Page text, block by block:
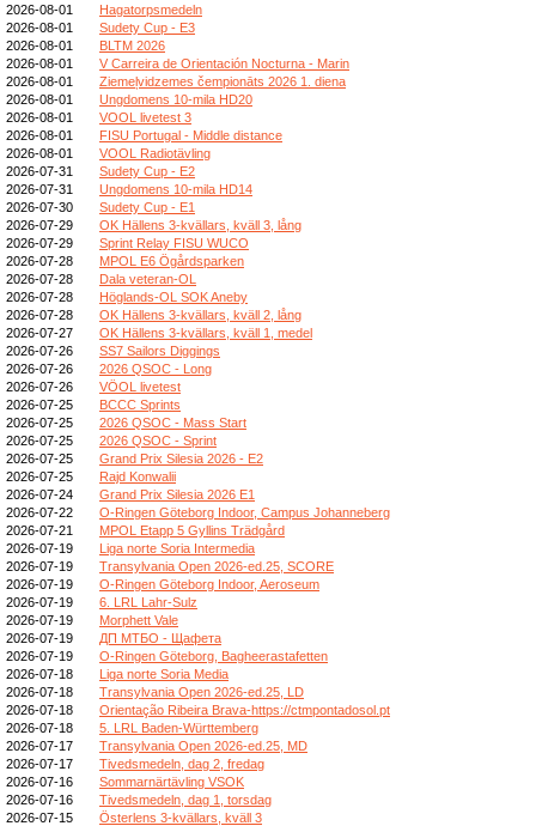
2026-08-01
Hagatorpsmedeln
2026-08-01
Sudety Cup - E3
2026-08-01
BLTM 2026
2026-08-01
V Carreira de Orientación Nocturna - Marin
2026-08-01
Ziemeļvidzemes čempionāts 2026 1. diena
2026-08-01
Ungdomens 10-mila HD20
2026-08-01
VOOL livetest 3
2026-08-01
FISU Portugal - Middle distance
2026-08-01
VOOL Radiotävling
2026-07-31
Sudety Cup - E2
2026-07-31
Ungdomens 10-mila HD14
2026-07-30
Sudety Cup - E1
2026-07-29
OK Hällens 3-kvällars, kväll 3, lång
2026-07-29
Sprint Relay FISU WUCO
2026-07-28
MPOL E6 Ögårdsparken
2026-07-28
Dala veteran-OL
2026-07-28
Höglands-OL SOK Aneby
2026-07-28
OK Hällens 3-kvällars, kväll 2, lång
2026-07-27
OK Hällens 3-kvällars, kväll 1, medel
2026-07-26
SS7 Sailors Diggings
2026-07-26
2026 QSOC - Long
2026-07-26
VÖOL livetest
2026-07-25
BCCC Sprints
2026-07-25
2026 QSOC - Mass Start
2026-07-25
2026 QSOC - Sprint
2026-07-25
Grand Prix Silesia 2026 - E2
2026-07-25
Rajd Konwalii
2026-07-24
Grand Prix Silesia 2026 E1
2026-07-22
O-Ringen Göteborg Indoor, Campus Johanneberg
2026-07-21
MPOL Etapp 5 Gyllins Trädgård
2026-07-19
Liga norte Soria Intermedia
2026-07-19
Transylvania Open 2026-ed.25, SCORE
2026-07-19
O-Ringen Göteborg Indoor, Aeroseum
2026-07-19
6. LRL Lahr-Sulz
2026-07-19
Morphett Vale
2026-07-19
ДП МТБО - Щафета
2026-07-19
O-Ringen Göteborg, Bagheerastafetten
2026-07-18
Liga norte Soria Media
2026-07-18
Transylvania Open 2026-ed.25, LD
2026-07-18
Orientação Ribeira Brava-https://ctmpontadosol.pt
2026-07-18
5. LRL Baden-Württemberg
2026-07-17
Transylvania Open 2026-ed.25, MD
2026-07-17
Tivedsmedeln, dag 2, fredag
2026-07-16
Sommarnärtävling VSOK
2026-07-16
Tivedsmedeln, dag 1, torsdag
2026-07-15
Österlens 3-kvällars, kväll 3